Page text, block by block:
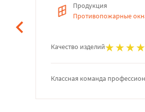
Продукция
Противопожарные
Качество изделий
Классная команда